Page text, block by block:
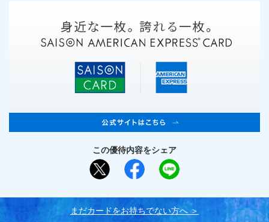
この優待内容をシェア
まだカードをお持ちでない⽅へ